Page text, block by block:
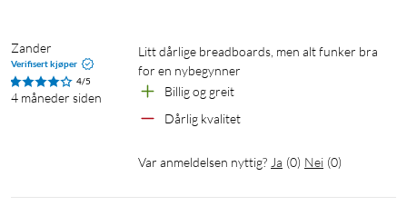
Zander
Verifisert kjøper
4/5
4 måneder siden
Litt dårlige breadboards, men alt funker bra
for en nybegynner
Billig og greit
Dårlig kvalitet
Var anmeldelsen nyttig? Ja (0) Nei (0)